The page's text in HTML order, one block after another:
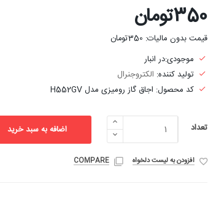
350تومان
قیمت بدون مالیات: 350تومان
موجودی:در انبار
تولید کننده: الکتروجنرال
کد محصول: اجاق گاز رومیزی مدل H552GV
تعداد اضافه به سبد خرید
افزودن به لیست دلخواه COMPARE